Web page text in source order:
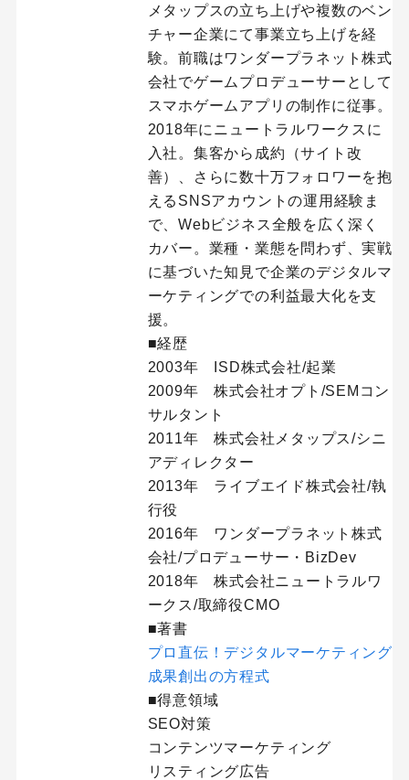
メタップスの立ち上げや複数のベン
チャー企業にて事業立ち上げを経
験。前職はワンダープラネット株式
会社でゲームプロデューサーとして
スマホゲームアプリの制作に従事。
2018年にニュートラルワークスに
入社。集客から成約（サイト改
善）、さらに数十万フォロワーを抱
えるSNSアカウントの運用経験ま
で、Webビジネス全般を広く深く
カバー。業種・業態を問わず、実戦
に基づいた知見で企業のデジタルマ
ーケティングでの利益最大化を支
援。
■経歴
2003年 ISD株式会社/起業
2009年 株式会社オプト/SEMコン
サルタント
2011年 株式会社メタップス/シニ
アディレクター
2013年 ライブエイド株式会社/執
行役
2016年 ワンダープラネット株式
会社/プロデューサー・BizDev
2018年 株式会社ニュートラルワ
ークス/取締役CMO
■著書
プロ直伝！デジタルマーケティング
成果創出の方程式
■得意領域
SEO対策
コンテンツマーケティング
リスティング広告